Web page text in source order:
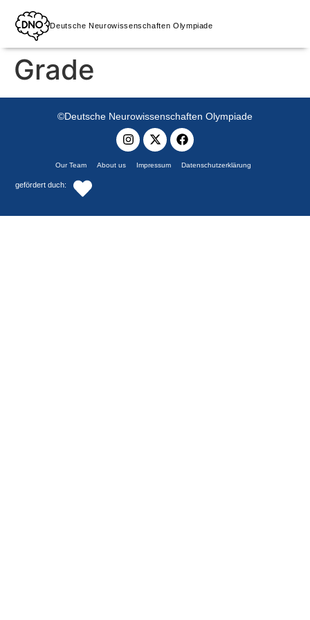
Deutsche Neurowissenschaften Olympiade
Grade
©Deutsche Neurowissenschaften Olympiade
Our Team About us Impressum Datenschutzerklärung
gefördert duch: